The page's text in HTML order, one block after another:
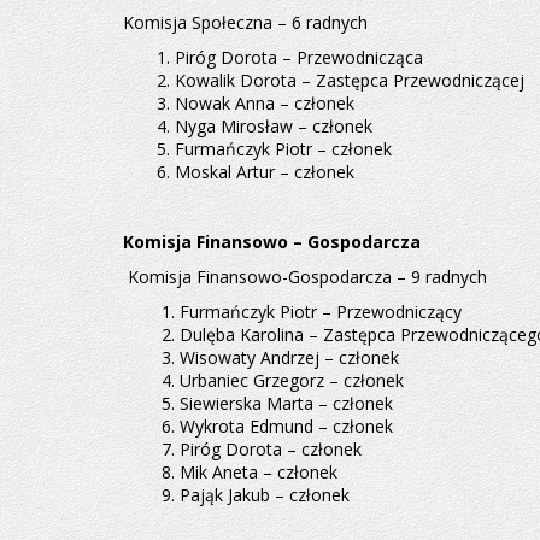
Komisja Społeczna – 6 radnych
1. Piróg Dorota – Przewodnicząca
2. Kowalik Dorota – Zastępca Przewodniczącej
3. Nowak Anna – członek
4. Nyga Mirosław – członek
5. Furmańczyk Piotr – członek
6. Moskal Artur – członek
Komisja Finansowo – Gospodarcza
Komisja Finansowo-Gospodarcza – 9 radnych
1. Furmańczyk Piotr – Przewodniczący
2. Dulęba Karolina – Zastępca
3. Wisowaty Andrzej – członek
4. Urbaniec Grzegorz – członek
5. Siewierska Marta – członek
6. Wykrota Edmund – członek
7. Piróg Dorota – członek
8. Mik Aneta – członek
9. Pająk Jakub – członek